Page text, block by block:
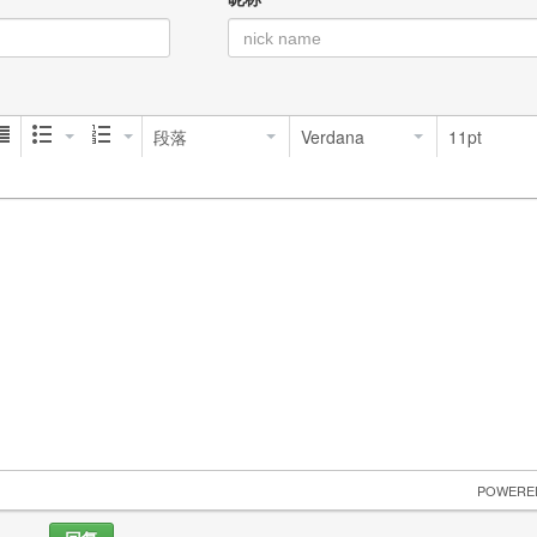
段落 Verdana 11pt